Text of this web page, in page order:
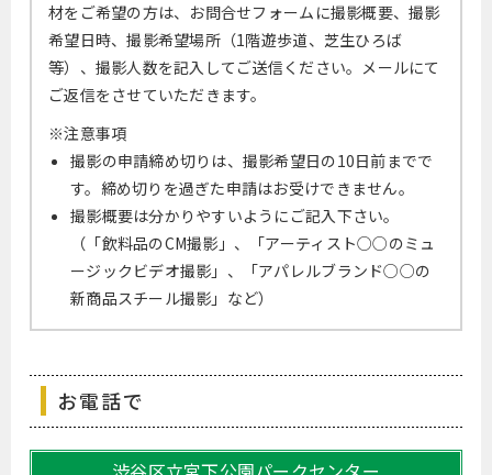
材をご希望の方は、お問合せフォームに撮影概要、撮影
希望日時、撮影希望場所（1階遊歩道、芝生ひろば
等）、撮影人数を記入してご送信ください。メールにて
ご返信をさせていただきます。
※注意事項
撮影の申請締め切りは、撮影希望日の10日前までで
す。締め切りを過ぎた申請はお受けできません。
撮影概要は分かりやすいようにご記入下さい。
（「飲料品のCM撮影」、「アーティスト○○のミュ
ージックビデオ撮影」、「アパレルブランド○○の
新商品スチール撮影」など）
お電話で